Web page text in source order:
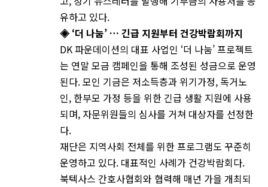
유하고 있다.
◈ ‘더 나눔’ … 긴급 지원부터 건강박람회까지
DK 파운데이션의 대표 사업인 ‘더 나눔’ 프로젝트
는 연말 모금 캠페인을 통해 조성된 성금으로 운영
된다. 모인 기금은 저소득층과 위기가정, 독거노
인, 한부모 가정 등을 위한 긴급 생활 지원에 사용
되며, 자문위원들의 심사를 거쳐 대상자를 선정한
다.
재단은 지역사회 전체를 위한 프로그램도 꾸준히
운영하고 있다. 대표적인 사례가 건강박람회다.
북텍사스 간호사협회와 협력해 매년 가을 개최되